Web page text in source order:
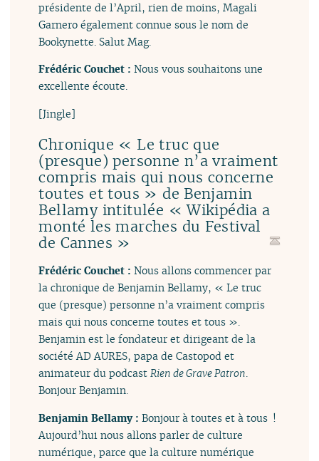
présidente de l’April, rien de moins, Magali
Garnero également connue sous le nom de
Bookynette. Salut Mag.
Frédéric Couchet :Nous vous souhaitons une
excellente écoute.
[Jingle]
Chronique « Le truc que
(presque) personne n’a vraiment
compris mais qui nous concerne
toutes et tous » de Benjamin
Bellamy intitulée « Wikipédia a
monté les marches du Festival
de Cannes »
Frédéric Couchet :Nous allons commencer par
la chronique de Benjamin Bellamy, « Le truc
que (presque) personne n’a vraiment compris
mais qui nous concerne toutes et tous ».
Benjamin est le fondateur et dirigeant de la
société AD AURES, papa de Castopod et
animateur du podcastRien de Grave Patron.
Bonjour Benjamin.
Benjamin Bellamy :Bonjour à toutes et à tous !
Aujourd’hui nous allons parler de culture
numérique, parce que la culture numérique